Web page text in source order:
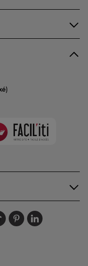
sursur
nous sur
nousnous
Suivez-